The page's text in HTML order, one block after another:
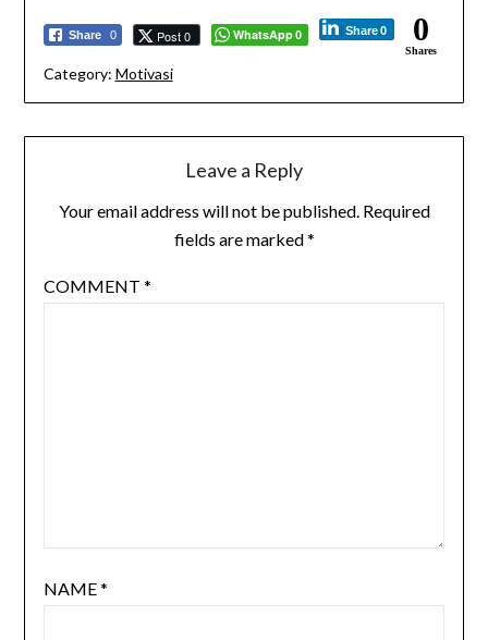
Share 0 Post 0 WhatsApp 0 Share 0 0
Shares
Category: Motivasi
Leave a Reply
Your email address will not be published. Required
fields are marked*
COMMENT *
NAME*